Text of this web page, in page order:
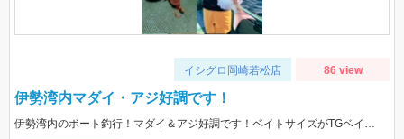
イシグロ岡崎若松店 86 view
伊勢湾内マダイ・アジ好調です！
伊勢湾内のボート釣行！マダイ＆アジ好調です！ベイトサイズがTGベイト100ｇにぴったり！タイラバは60ｇ使用 鯵が回遊しているからジギングサビキいりますよ